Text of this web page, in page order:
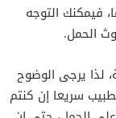
فيمكنك التوجه
الحمل.
لذا يرجى الوضوح
سريعا إن كنتم